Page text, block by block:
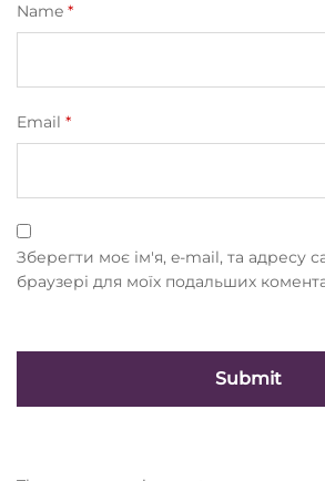
Name *
Email *
Зберегти моє ім'я, e-mail, та адресу
браузері для моїх подальших